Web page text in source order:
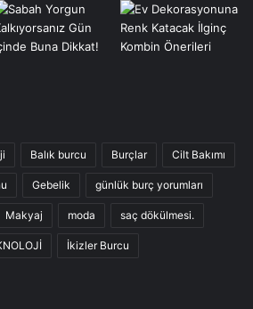
Balık burcu Burçlar Cilt Bakımı
Gebelik günlük burç yorumları
Makyaj moda saç dökülmesi.
İkizler Burcu